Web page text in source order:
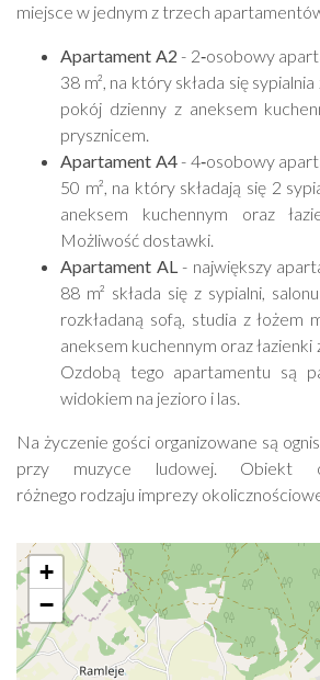
miejsce w jednym z trzech
Apartament A2 - 2‑osobowy
38 m², na który składa się
pokój dzienny z aneksem
prysznicem.
Apartament A4- 4‑osobowy
50 m², na który składają się 2
aneksem kuchennym oraz
Możliwość dostawki.
Apartament AL- największy
88 m² składa się z sypialni,
rozkładaną sofą, studia z łożem
aneksem kuchennym oraz łazienki
Ozdobą tego apartamentu są
widokiem na jezioro i las.
Na życzenie gości organizowane są
przy muzyce ludowej. Obiekt
różnego rodzaju imprezy
+
−